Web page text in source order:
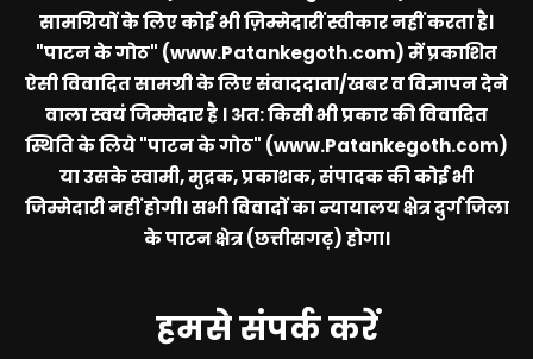
सामग्रियों के लिए कोई भी ज़िम्मेदारीं स्वीकार नहीं करता है।
"पाटन के गोठ" (www.Patankegoth.com)में प्रकाशित
ऐसी विवादित सामग्री के लिए संवाददाता/खबर व विज्ञापन देने
वाला स्वयं जिम्मेदार है । अत: किसी भी प्रकार की विवादित
स्थिति के लिये"पाटन के गोठ" (www.Patankegoth.com)
या उसके स्वामी, मुद्रक, प्रकाशक, संपादक की कोई भी
जिम्मेदारी नहीं होगी। सभी विवादों का न्यायालय क्षेत्र दुर्ग जिला
के पाटन क्षेत्र (छत्तीसगढ़) होगा।
हमसे संपर्क करें